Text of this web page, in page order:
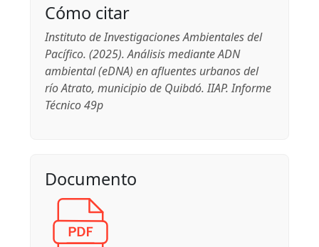
Cómo citar
Instituto de Investigaciones Ambientales del
Pacífico. (2025). Análisis mediante ADN
ambiental (eDNA) en afluentes urbanos del
río Atrato, municipio de Quibdó. IIAP. Informe
Técnico 49p
Documento